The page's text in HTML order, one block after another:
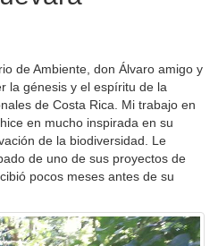
de Ambiente, don Álvaro amigo y
la génesis y el espíritu de la
de Costa Rica. Mi trabajo en
en mucho inspirada en su
de la biodiversidad. Le
de uno de sus proyectos de
pocos meses antes de su